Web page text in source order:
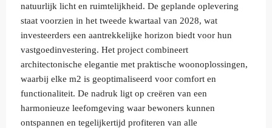
natuurlijk licht en ruimtelijkheid. De geplande oplevering
staat voorzien in het tweede kwartaal van 2028, wat
investeerders een aantrekkelijke horizon biedt voor hun
vastgoedinvestering. Het project combineert
architectonische elegantie met praktische woonoplossingen,
waarbij elke m2 is geoptimaliseerd voor comfort en
functionaliteit. De nadruk ligt op creëren van een
harmonieuze leefomgeving waar bewoners kunnen
ontspannen en tegelijkertijd profiteren van alle